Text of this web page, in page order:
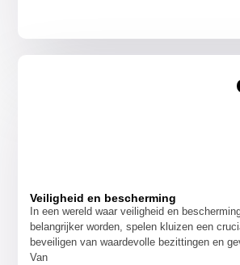
Veiligheid en bescherming
In een wereld waar veiligheid en
belangrijker worden, spelen kluizen een
beveiligen van waardevolle bezittingen en
Van